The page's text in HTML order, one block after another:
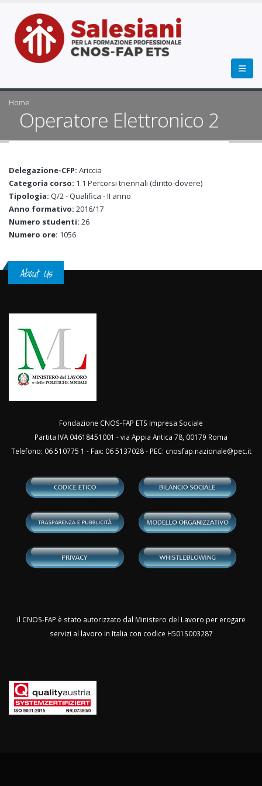
Home
Operatore Elettronico 2
Delegazione-CFP: Ariccia
Categoria corso: 1.1 Percorsi triennali (diritto-dovere)
Tipologia: Q/2 - Qualifica - II anno
Anno formativo: 2016/17
Numero studenti: 26
Numero ore: 1056
About Us
Fondazione CNOS-FAP ETS Impresa Sociale
Partita IVA 04618451001 - via Appia Antica 78, 00179 Roma
Telefono: 06 510775 1 - Fax: 06 5137028 - PEC: cnosfap.nazionale@pec.it
Il CNOS-FAP è stato autorizzato dal Ministero del Lavoro per erogare
servizi al lavoro in Italia con codice H501S003287